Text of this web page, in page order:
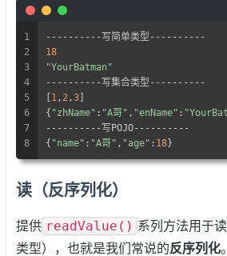
1
2
3
4
5
6
7
8
----------写简单类型----------
18
"YourBatman"
----------写集合类型----------
1, 2,3
{ "zhName" : "A哥" , "enName" :
----------写POJO----------
{ "name" : "A哥" , "age" : 18}
读（反序列化）
提供 readValue()
系列方法用于
类型），也就是我们常说的反序列化。